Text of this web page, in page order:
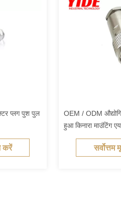
प्लग पुश पुल
करें
OEM / ODM
हुआ किनारा माउंटिंग
सर्वोत्तम